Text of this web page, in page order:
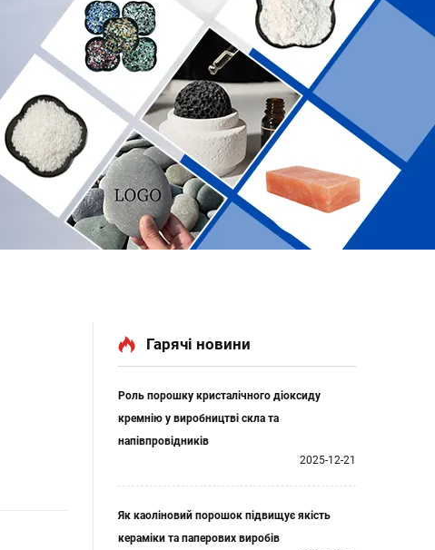
Гарячі новини
Роль порошку кристалічного діоксиду
кремнію у виробництві скла та
напівпровідників
2025-12-21
Як каоліновий порошок підвищує якість
кераміки та паперових виробів